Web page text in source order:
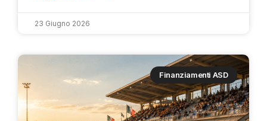
23 Giugno 2026
Finanziamenti ASD